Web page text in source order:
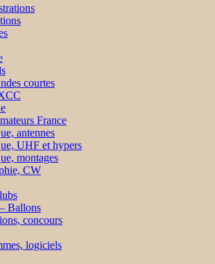
courtes
France
antennes
UHF et hypers
montages
CW
Ballons
concours
logiciels